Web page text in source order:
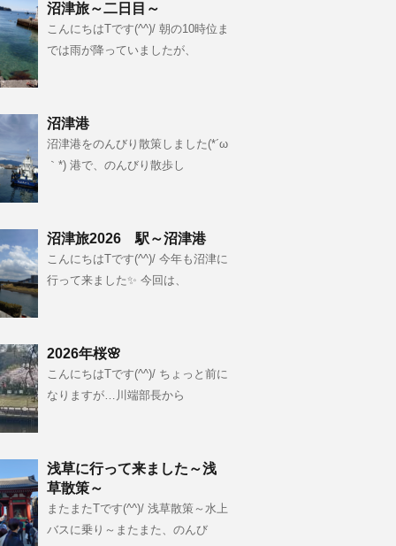
沼津旅～二日目～
こんにちはTです(^^)/ 朝の10時位ま
では雨が降っていましたが、
沼津港
沼津港をのんびり散策しました(*´ω
｀*) 港で、のんびり散歩し
沼津旅2026 駅～沼津港
こんにちはTです(^^)/ 今年も沼津に
行って来ました✨ 今回は、
2026年桜🌸
こんにちはTです(^^)/ ちょっと前に
なりますが…川端部長から
浅草に行って来ました～浅
草散策～
またまたTです(^^)/ 浅草散策～水上
バスに乗り～またまた、のんび